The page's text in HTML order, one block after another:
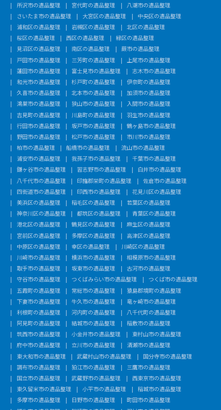
所沢市の遺品整理
宮代町の遺品整理
八潮市の遺品整理
さいたま市の遺品整理
大宮区の遺品整理
中央区の遺品整理
浦和区の遺品整理
岩槻区の遺品整理
北区の遺品整理
桜区の遺品整理
西区の遺品整理
緑区の遺品整理
見沼区の遺品整理
南区の遺品整理
蕨市の遺品整理
戸田市の遺品整理
三芳町の遺品整理
上尾市の遺品整理
蓮田市の遺品整理
富士見市の遺品整理
志木市の遺品整理
和光市の遺品整理
杉戸町の遺品整理
伊奈町の遺品整理
久喜市の遺品整理
北本市の遺品整理
加須市の遺品整理
鴻巣市の遺品整理
狭山市の遺品整理
入間市の遺品整理
吉見町の遺品整理
川島町の遺品整理
羽生市の遺品整理
行田市の遺品整理
坂戸市の遺品整理
鶴ヶ島市の遺品整理
野田市の遺品整理
松戸市の遺品整理
市川市の遺品整理
柏市の遺品整理
船橋市の遺品整理
流山市の遺品整理
浦安市の遺品整理
我孫子市の遺品整理
千葉市の遺品整理
鎌ヶ谷市の遺品整理
習志野市の遺品整理
白井市の遺品整理
八千代市の遺品整理
印旛郡栄町の遺品整理
佐倉市の遺品整理
四街道市の遺品整理
印西市の遺品整理
花見川区の遺品整理
美浜区の遺品整理
稲毛区の遺品整理
若葉区の遺品整理
神奈川区の遺品整理
都筑区の遺品整理
青葉区の遺品整理
港北区の遺品整理
鶴見区の遺品整理
麻生区の遺品整理
宮前区の遺品整理
多摩区の遺品整理
高津区の遺品整理
中原区の遺品整理
幸区の遺品整理
川崎区の遺品整理
川崎市の遺品整理
横浜市の遺品整理
相模原市の遺品整理
取手市の遺品整理
坂東市の遺品整理
古河市の遺品整理
守谷市の遺品整理
つくばみらい市の遺品整理
つくば市の遺品整理
五霞町の遺品整理
常総市の遺品整理
猿島郡境町の遺品整理
下妻市の遺品整理
牛久市の遺品整理
竜ヶ崎市の遺品整理
利根町の遺品整理
河内町の遺品整理
八千代町の遺品整理
阿見町の遺品整理
結城市の遺品整理
稲敷市の遺品整理
筑西市の遺品整理
小金井市の遺品整理
東村山市の遺品整理
府中市の遺品整理
立川市の遺品整理
清瀬市の遺品整理
東大和市の遺品整理
武蔵村山市の遺品整理
国分寺市の遺品整理
調布市の遺品整理
狛江市の遺品整理
三鷹市の遺品整理
国立市の遺品整理
武蔵野市の遺品整理
西東京市の遺品整理
東久留米市の遺品整理
小平市の遺品整理
稲城市の遺品整理
多摩市の遺品整理
日野市の遺品整理
町田市の遺品整理